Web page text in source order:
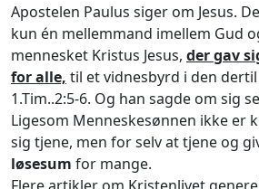
Apostelen Paulus siger om Jesus.
kun én mellemmand imellem Gud
mennesket Kristus Jesus, der gav
for alle, til et vidnesbyrd i den
1.Tim..2:5-6. Og han sagde om sig
Ligesom Menneskesønnen ikke er
sig tjene, men for selv at tjene og
løsesum for mange.